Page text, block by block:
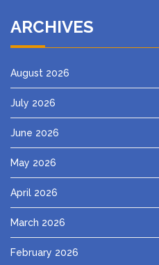
ARCHIVES
August 2026
July 2026
June 2026
May 2026
April 2026
March 2026
February 2026